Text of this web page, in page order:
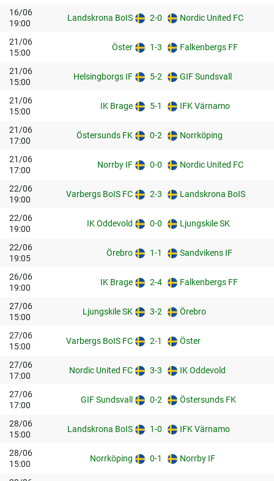
16/06
19:00
Landskrona BoIS 2-0 Nordic United FC
21/06
15:00
Öster 1-3 Falkenbergs FF
21/06
15:00
Helsingborgs IF 5-2 GIF Sundsvall
21/06
15:00
IK Brage 5-1 IFK Värnamo
21/06
17:00
Östersunds FK 0-2 Norrköping
21/06
17:00
Norrby IF 0-0 Nordic United FC
22/06
19:00
Varbergs BoIS FC 2-3 Landskrona BoIS
22/06
19:00
IK Oddevold 0-0 Ljungskile SK
22/06
19:05
Örebro 1-1 Sandvikens IF
26/06
19:00
IK Brage 2-4 Falkenbergs FF
27/06
15:00
Ljungskile SK 3-2 Örebro
27/06
15:00
Varbergs BoIS FC 2-1 Öster
27/06
17:00
Nordic United FC 3-3 IK Oddevold
27/06
17:00
GIF Sundsvall 0-2 Östersunds FK
28/06
15:00
Landskrona BoIS 1-0 IFK Värnamo
28/06
15:00
Norrköping 0-1 Norrby IF